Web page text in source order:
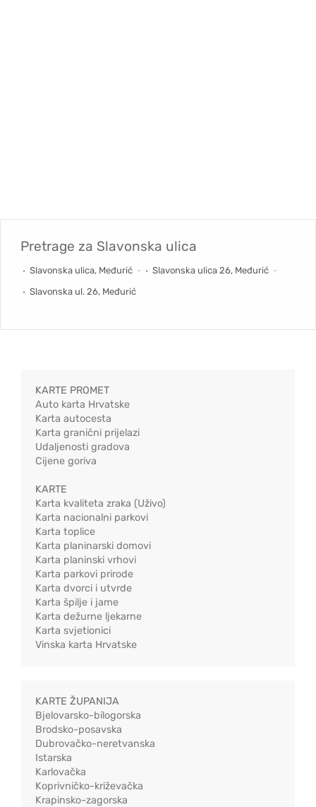
Pretrage za Slavonska ulica
Slavonska ulica, Međurić
Slavonska ulica 26, Međurić
Slavonska ul. 26, Međurić
KARTE PROMET
Auto karta Hrvatske
Karta autocesta
Karta granični prijelazi
Udaljenosti gradova
Cijene goriva
KARTE
Karta kvaliteta zraka (Uživo)
Karta nacionalni parkovi
Karta toplice
Karta planinarski domovi
Karta planinski vrhovi
Karta parkovi prirode
Karta dvorci i utvrde
Karta špilje i jame
Karta dežurne ljekarne
Karta svjetionici
Vinska karta Hrvatske
KARTE ŽUPANIJA
Bjelovarsko-bilogorska
Brodsko-posavska
Dubrovačko-neretvanska
Istarska
Karlovačka
Koprivničko-križevačka
Krapinsko-zagorska